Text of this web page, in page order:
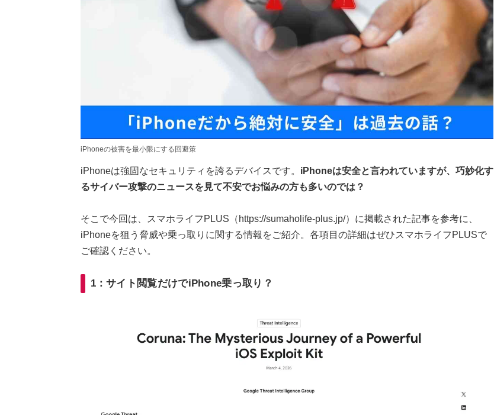
iPhoneの被害を最小限にする回避策
iPhoneは強固なセキュリティを誇るデバイスです。 iPhoneは安全と言われていますが、巧妙化す
るサイバー攻撃のニュースを見て不安でお悩みの方も多いのでは？
そこで今回は、スマホライフPLUS（https://sumaholife-plus.jp/）に掲載された記事を参考に、
iPhoneを狙う脅威や乗っ取りに関する情報をご紹介。各項目の詳細はぜひスマホライフPLUSで
ご確認ください。
1：サイト閲覧だけでiPhone乗っ取り？